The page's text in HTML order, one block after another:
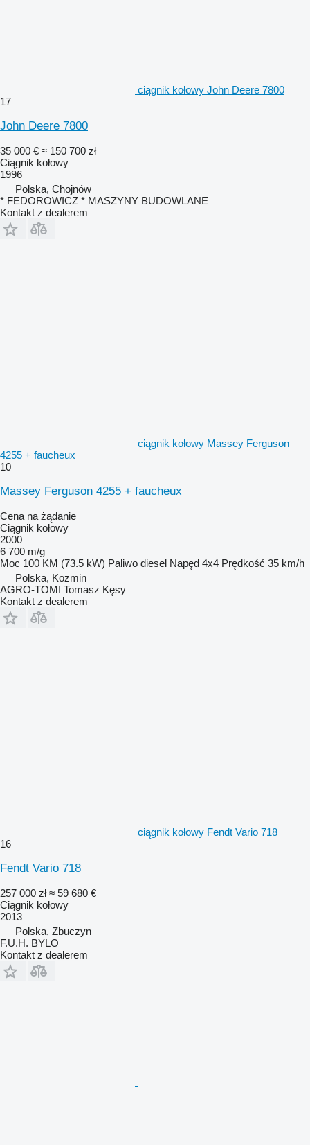
ciągnik kołowy John Deere 7800
17
John Deere 7800
35 000 € ≈ 150 700 zł
Ciągnik kołowy
1996
Polska, Chojnów
* FEDOROWICZ * MASZYNY BUDOWLANE
Kontakt z dealerem
ciągnik kołowy Massey Ferguson
4255 + faucheux
10
Massey Ferguson 4255 + faucheux
Cena na żądanie
Ciągnik kołowy
2000
6 700 m/g
Moc 100 KM (73.5 kW) Paliwo diesel Napęd 4x4 Prędkość 35 km/h
Polska, Kozmin
AGRO-TOMI Tomasz Kęsy
Kontakt z dealerem
ciągnik kołowy Fendt Vario 718
16
Fendt Vario 718
257 000 zł ≈ 59 680 €
Ciągnik kołowy
2013
Polska, Zbuczyn
F.U.H. BYLO
Kontakt z dealerem